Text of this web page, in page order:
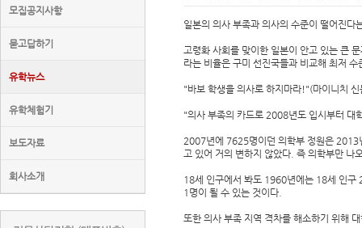
모집공지사항
묻고답하기
유학뉴스
유학체험기
보도자료
회사소개
일본의 의사 부족과 의사의 수준이 떨어진다
고령화 사회를 맞이한 일본이 안고 있는 큰
라는 비율은 구미 선진국들과 비교해 최저
"바보 학생을 의사로 하지마라!"(마이니치
"의사 부족의 카드로 2008년도 입시부터 대
2007년에 7625명이던 의학부 정원은 2013
고 있어 거의 변하지 않았다. 즉 의학부만 나
18세 인구에서 봐도 1960년에는 18세 인
1명이 될 수 있는 것이다.
또한 의사 부족 지역 격차를 해소하기 위해